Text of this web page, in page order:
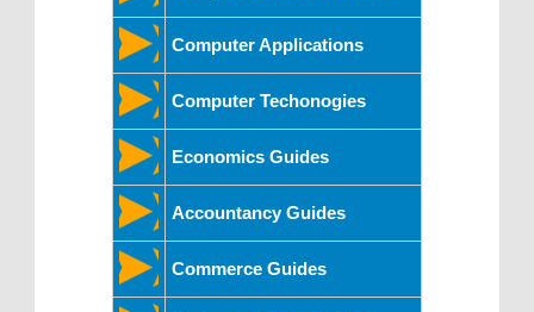
Computer Applications
Computer Techonogies
Economics Guides
Accountancy Guides
Commerce Guides